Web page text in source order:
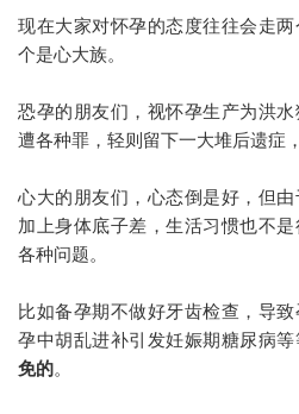
现在大家对怀孕的态度往往会走
个是心大族。
恐孕的朋友们，视怀孕生产为洪
遭各种罪，轻则留下一大堆后遗症
心大的朋友们，心态倒是好，但
加上身体底子差，生活习惯也不
各种问题。
比如备孕期不做好牙齿检查， 导致
孕中胡乱进补引发妊娠期糖尿病等
免的。